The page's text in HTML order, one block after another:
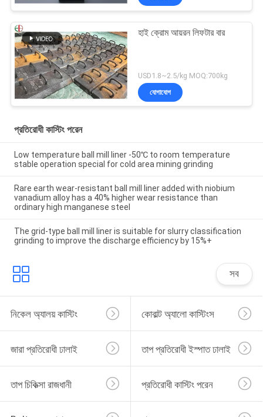
হাই ক্রোম আয়রন লিফটার বার
USD1.8~2.5/kg MOQ:700kg
যোগাযোগ
প্রতিরোধী কাস্টিং পরেন
Low temperature ball mill liner -50℃ to room temperature
stable operation special for cold area mining grinding
Rare earth wear-resistant ball mill liner added with niobium
vanadium alloy has a 40% higher wear resistance than
ordinary high manganese steel
The grid-type ball mill liner is suitable for slurry classification
grinding to improve the discharge efficiency by 15%+
সব
নিকেল অ্যালয় কাস্টিং কোবাল্ট অ্যালো কাস্টিংস
জারা প্রতিরোধী ঢালাই তাপ প্রতিরোধী ইস্পাত ঢালাই
তাপ চিকিত্সা রাজধানী প্রতিরোধী কাস্টিং পরেন